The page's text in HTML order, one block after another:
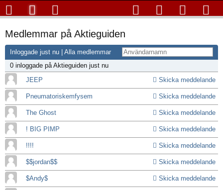
Medlemmar på Aktieguiden
Inloggade just nu
Alla medlemmar
0 inloggade på Aktieguiden just nu
JEEP
Skicka meddelande
Pneumatoriskemfysem Skicka meddelande
The Ghost Skicka meddelande
! BIG PIMP Skicka meddelande
!!!! Skicka meddelande
$$jordan$$ Skicka meddelande
$Andy$ Skicka meddelande